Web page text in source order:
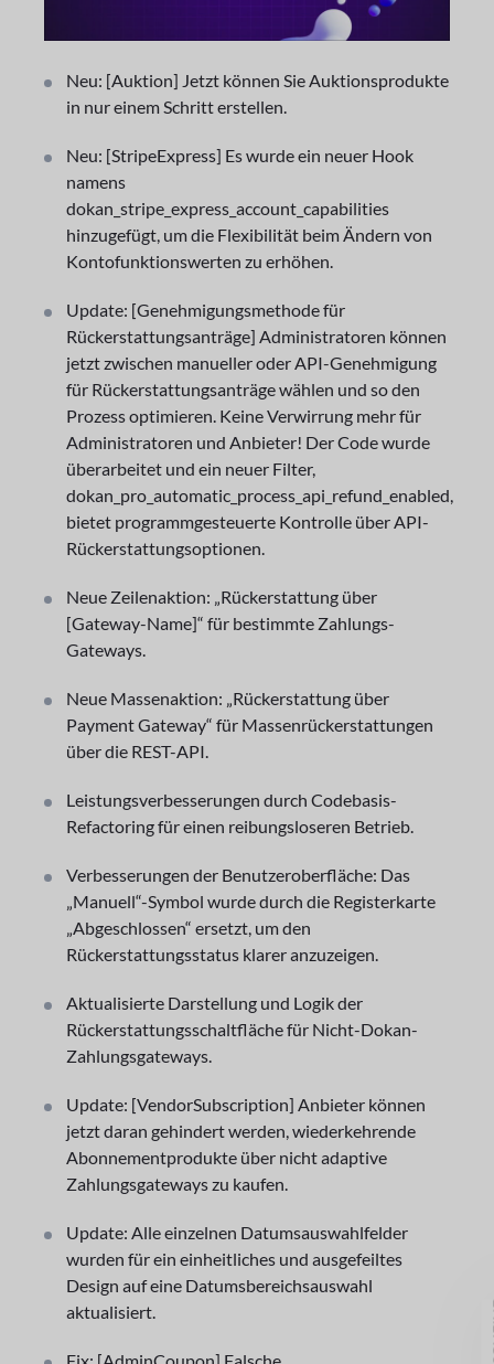
Neu: [Auktion] Jetzt können Sie Auktionsprodukte
in nur einem Schritt erstellen.
Neu: [StripeExpress] Es wurde ein neuer Hook
namens
dokan_stripe_express_account_capabilities
hinzugefügt, um die Flexibilität beim Ändern von
Kontofunktionswerten zu erhöhen.
Update: [Genehmigungsmethode für
Rückerstattungsanträge] Administratoren können
jetzt zwischen manueller oder API-Genehmigung
für Rückerstattungsanträge wählen und so den
Prozess optimieren. Keine Verwirrung mehr für
Administratoren und Anbieter! Der Code wurde
überarbeitet und ein neuer Filter,
dokan_pro_automatic_process_api_refund_enabled,
bietet programmgesteuerte Kontrolle über API-
Rückerstattungsoptionen.
Neue Zeilenaktion: „Rückerstattung über
[Gateway-Name]“ für bestimmte Zahlungs-
Gateways.
Neue Massenaktion: „Rückerstattung über
Payment Gateway“ für Massenrückerstattungen
über die REST-API.
Leistungsverbesserungen durch Codebasis-
Refactoring für einen reibungsloseren Betrieb.
Verbesserungen der Benutzeroberfläche: Das
„Manuell“-Symbol wurde durch die Registerkarte
„Abgeschlossen“ ersetzt, um den
Rückerstattungsstatus klarer anzuzeigen.
Aktualisierte Darstellung und Logik der
Rückerstattungsschaltfläche für Nicht-Dokan-
Zahlungsgateways.
Update: [VendorSubscription] Anbieter können
jetzt daran gehindert werden, wiederkehrende
Abonnementprodukte über nicht adaptive
Zahlungsgateways zu kaufen.
Update: Alle einzelnen Datumsauswahlfelder
wurden für ein einheitliches und ausgefeiltes
Design auf eine Datumsbereichsauswahl
aktualisiert.